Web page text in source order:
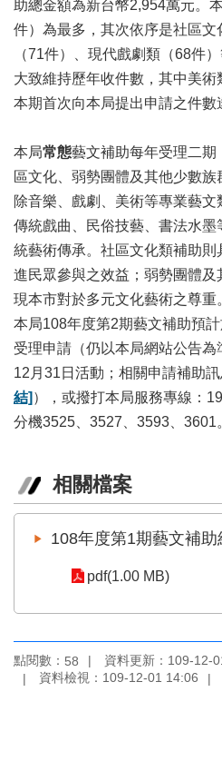
目
臺
藝
文
間
歷
年
文
節
慶
廉
政
專
區
貴
資
源
件
政
助總金額為新台幣2,954萬元。
件）為最多，其次依序是社區
（71件）、現代戲劇類（68件
大致維持歷年收件數，其中美術
本期首次向本局提出申請之件數
本局常態藝文補助每年受理二期
區文化、弱勢團體及其他少數
除音樂、戲劇、美術等專業藝文
傳統戲曲、民俗技藝、書法水
統藝術傳承。社區文化類補助
進民眾參與之效益；弱勢團體
現本市對於多元文化藝術之尊重
本局108年度第2期藝文補助預
受理申請（仍以本局網站公告
12月31日活動；相關申請補助
結] ），或撥打本局服務專線：
分機3525、3527、3593、3601
相關檔案
108年度第1期藝文補助
pdf(1.00 MB)
點閱數： 58
資料更新：109-12-
資料檢視：109-12-01 14:06